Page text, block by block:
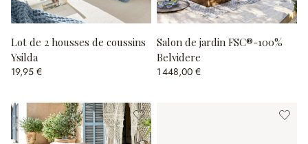
Lot de 2 housses de coussins
Ysilda
19,95 €
Salon de jardin FSC®-100%
Belvidere
1 448,00 €